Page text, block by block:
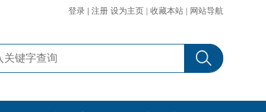
登录 注册 设为主页 收藏本站 网站导航